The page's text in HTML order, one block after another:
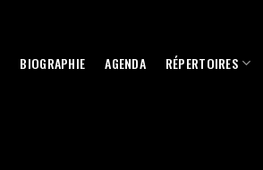
BIOGRAPHIE AGENDA RÉPERTOIRES